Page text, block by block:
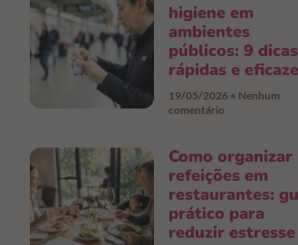
higiene em
ambientes
públicos: 9 dicas
rápidas e
19/05/2026
Nenhum
comentário
Como organizar
refeições em
restaurantes:
prático para
reduzir estresse